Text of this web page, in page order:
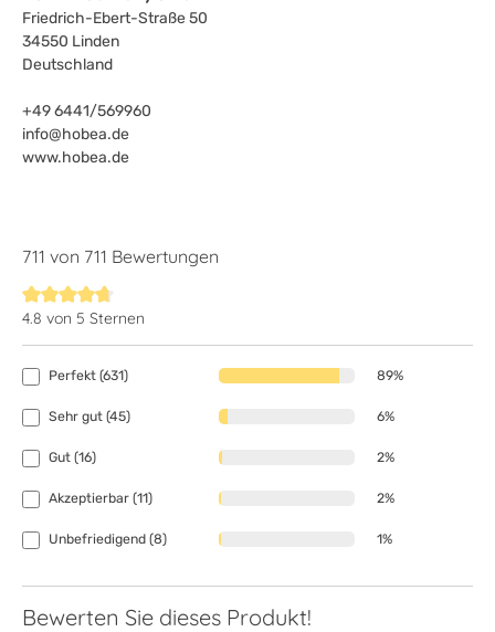
Friedrich-Ebert-Straße 50
34550 Linden
Deutschland
+49 6441/569960
info@hobea.de
www.hobea.de
711 von 711 Bewertungen
Durchschnittliche Bewertung von 4.8 von 5 Sternen
4.8 von 5 Sternen
Perfekt (631) 89%
Sehr gut (45) 6%
Gut (16) 2%
Akzeptierbar (11) 2%
Unbefriedigend (8) 1%
Bewerten Sie dieses Produkt!